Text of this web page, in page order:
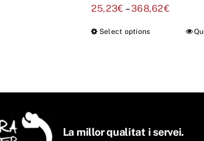
25,23€ –368,62€
Select options
La millor qualitat i servei.